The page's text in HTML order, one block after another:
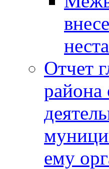
Отчет
района
ему